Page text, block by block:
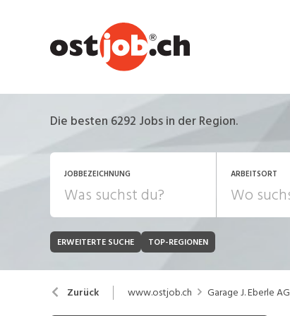
Die besten 6292 Jobs in der Region.
JOBBEZEICHNUNG ARBEITSORT
JOB-TYP
Festanstellung
Bank, Versicherung
Chemie, Pharma, Biotechnologie
ERWEITERTE SUCHE TOP-REGIONEN
Zurück www.ostjob.ch Garage J. Eberle AG